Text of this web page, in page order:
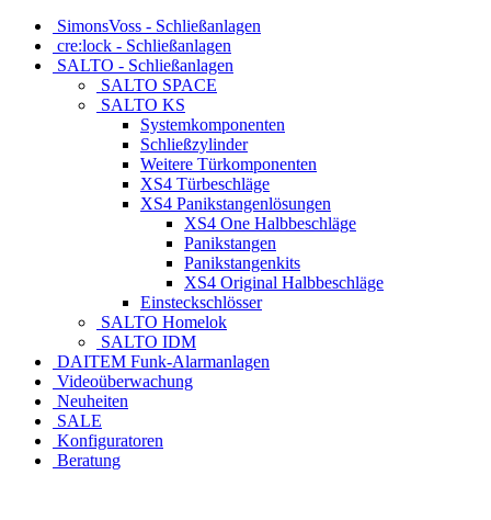
SimonsVoss - Schließanlagen
cre:lock - Schließanlagen
SALTO - Schließanlagen
SALTO SPACE
SALTO KS
Systemkomponenten
Schließzylinder
Weitere Türkomponenten
XS4 Türbeschläge
XS4 Panikstangenlösungen
XS4 One Halbbeschläge
Panikstangen
Panikstangenkits
XS4 Original Halbbeschläge
Einsteckschlösser
SALTO Homelok
SALTO IDM
DAITEM Funk-Alarmanlagen
Videoüberwachung
Neuheiten
SALE
Konfiguratoren
Beratung